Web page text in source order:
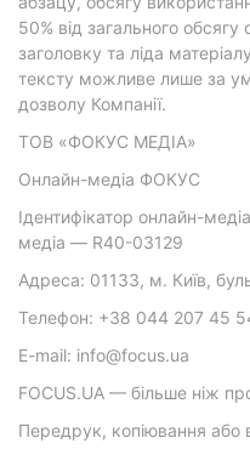
50% від загального обсягу
заголовку та ліда
тексту можливе лише за
дозволу Компанії.
ТОВ «ФОКУС МЕДІА»
Онлайн-медіа ФОКУС
Ідентифікатор онлайн-
медіа — R40-03129
Адреса: 01133, м. Київ,
Телефон: +38 044 207 45
E-mail: info@focus.ua
FOCUS.UA — більше ніж
Передрук, копіювання або